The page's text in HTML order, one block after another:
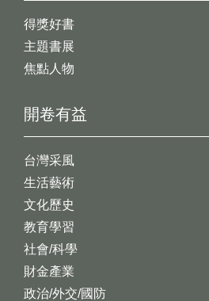
開卷有益
台灣采風
生活藝術
文化歷史
教育學習
社會/科學
財金產業
政治/外交/國防
得獎好書
主題書展
焦點人物